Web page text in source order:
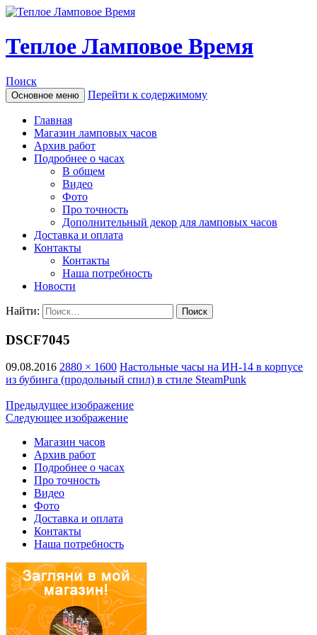
Теплое Ламповое Время
Поиск
Основное меню Перейти к содержимому
Главная
Магазин ламповых часов
Архив работ
Подробнее о часах
В общем
Видео
Фото
Про точность
Дополнительный декор для ламповых часов
Доставка и оплата
Контакты
Контакты
Наша потребность
Новости
Найти:
DSCF7045
09.08.2016 2880 × 1600 Настольные часы на ИН-14 в корпусе
из бубинга (продольный спил) в стиле SteamPunk
Предыдущее изображение
Следующее изображение
Магазин часов
Архив работ
Подробнее о часах
Про точность
Видео
Фото
Доставка и оплата
Контакты
Наша потребность